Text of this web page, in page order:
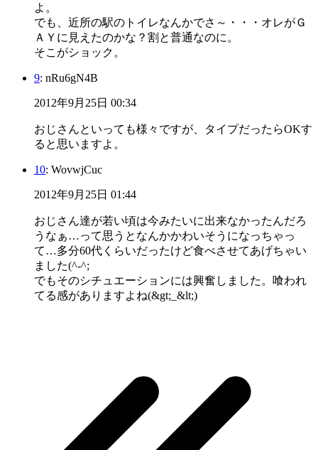
よ。
でも、近所の駅のトイレなんかでさ～・・・オレがＧ
ＡＹに見えたのかな？割と普通なのに。
そこがショック。
9: nRu6gN4B
2012年9月25日 00:34
おじさんといっても様々ですが、タイプだったらOKす
ると思いますよ。
10: WovwjCuc
2012年9月25日 01:44
おじさん達が若い頃は今みたいに出来なかったんだろ
うなぁ…って思うとなんかかわいそうになっちゃっ
て…多分60代くらいだったけど食べさせてあげちゃい
ました(^-^;
でもそのシチュエーションには興奮しました。喰われ
てる感がありますよね(&gt;_&lt;)